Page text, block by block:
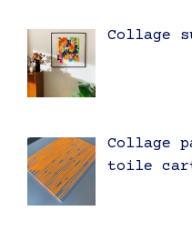
Collage
Collage
toile